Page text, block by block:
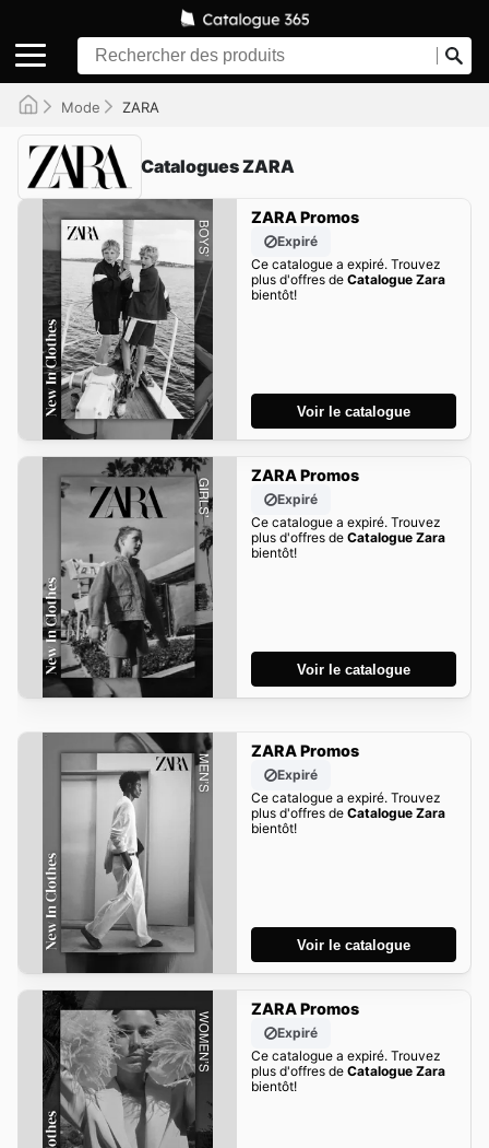
Mode ZARA
Catalogues ZARA
ZARA Promos
Expiré
Ce catalogue a expiré. Trouvez
plus d'offres de Catalogue Zara
bientôt!
Voir le catalogue
ZARA Promos
Expiré
Ce catalogue a expiré. Trouvez
plus d'offres de Catalogue Zara
bientôt!
Voir le catalogue
ZARA Promos
Expiré
Ce catalogue a expiré. Trouvez
plus d'offres de Catalogue Zara
bientôt!
Voir le catalogue
ZARA Promos
Expiré
Ce catalogue a expiré. Trouvez
plus d'offres de Catalogue Zara
bientôt!